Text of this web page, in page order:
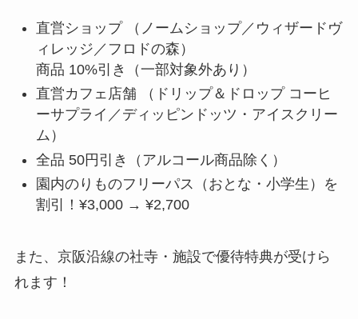
直営ショップ （ノームショップ／ウィザードヴ
ィレッジ／フロドの森）
商品 10%引き（一部対象外あり）
直営カフェ店舗 （ドリップ＆ドロップ コーヒ
ーサプライ／ディッピンドッツ・アイスクリー
ム）
全品 50円引き（アルコール商品除く）
園内のりものフリーパス（おとな・小学生）を
割引！¥3,000 → ¥2,700
また、京阪沿線の社寺・施設で優待特典が受けら
れます！